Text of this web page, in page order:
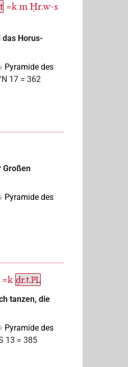
=k m Ḥr.w-s
das Horus-
Pyramide des
17 = 362
Großen
Pyramide des
=k ḏr.t.PL
tanzen, die
Pyramide des
13 = 385